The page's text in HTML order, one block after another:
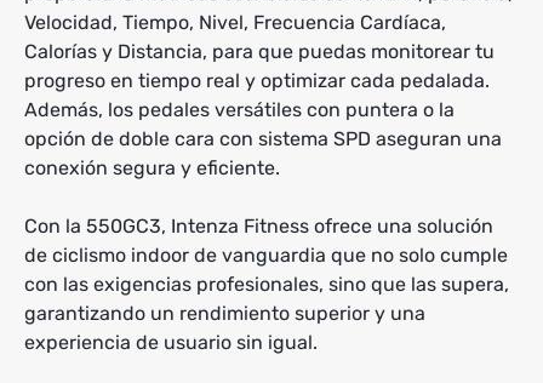
Velocidad, Tiempo, Nivel, Frecuencia Cardíaca,
Calorías y Distancia, para que puedas monitorear tu
progreso en tiempo real y optimizar cada pedalada.
Además, los pedales versátiles con puntera o la
opción de doble cara con sistema SPD aseguran una
conexión segura y eficiente.
Con la 550GC3, Intenza Fitness ofrece una solución
de ciclismo indoor de vanguardia que no solo cumple
con las exigencias profesionales, sino que las supera,
garantizando un rendimiento superior y una
experiencia de usuario sin igual.